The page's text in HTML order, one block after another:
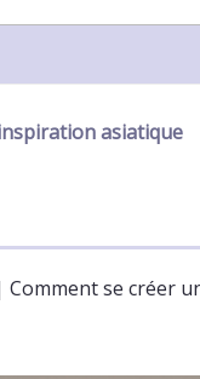
asiatique
Comment se créer